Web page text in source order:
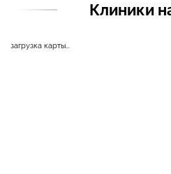
Клиники
загрузка карты...